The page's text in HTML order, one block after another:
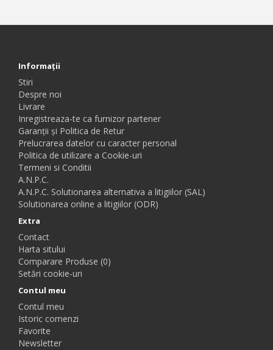
Informaţii
Stiri
Despre noi
Livrare
Inregistreaza-te ca furnizor partener
Garanții și Politica de Retur
Prelucrarea datelor cu caracter personal
Politica de utilizare a Cookie-uri
Termeni si Conditii
A.N.P.C.
A.N.P.C. Solutionarea alternativa a litigiilor (SAL)
Solutionarea online a litigiilor (ODR)
Extra
Contact
Harta sitului
Comparare Produse (0)
Setări cookie-uri
Contul meu
Contul meu
Istoric comenzi
Favorite
Newsletter